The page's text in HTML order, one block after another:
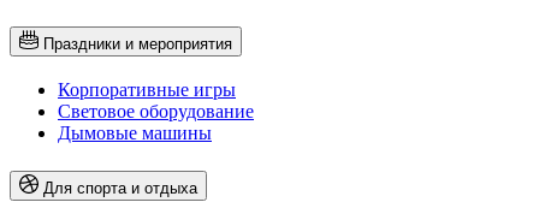
Праздники и мероприятия
Корпоративные игры
Световое оборудование
Дымовые машины
Для спорта и отдыха